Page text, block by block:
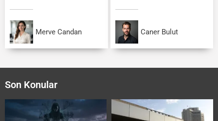
Merve Candan Caner Bulut
Son Konular